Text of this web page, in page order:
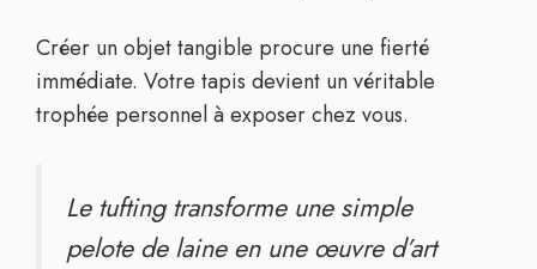
Créer un objet tangible procure une fierté
immédiate. Votre tapis devient un véritable
trophée personnel à exposer chez vous.
Le tufting transforme une simple
pelote de laine en une œuvre d’art